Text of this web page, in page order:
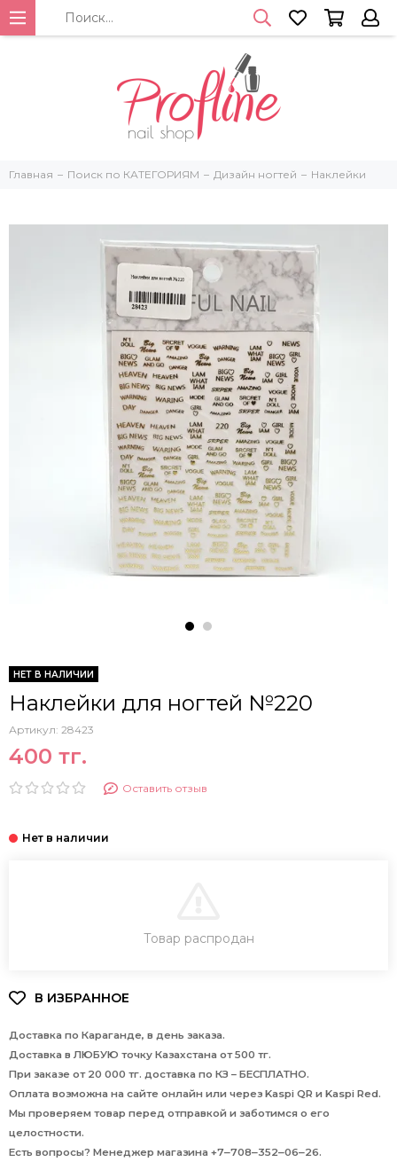
Главная Поиск по КАТЕГОРИЯМ Дизайн ногтей Наклейки
НЕТ В НАЛИЧИИ
Наклейки для ногтей №220
Артикул: 28423
400 тг.
Оставить отзыв
Товар распродан
Доставка по Караганде, в день заказа.
Доставка в ЛЮБУЮ точку Казахстана от 500 тг.
При заказе от 20 000 тг. доставка по КЗ – БЕСПЛАТНО.
Оплата возможна на сайте онлайн или через Kaspi QR и Kaspi Red.
Мы проверяем товар перед отправкой и заботимся о его
целостности.
Есть вопросы? Менеджер магазина +7‒708‒352‒06‒26.